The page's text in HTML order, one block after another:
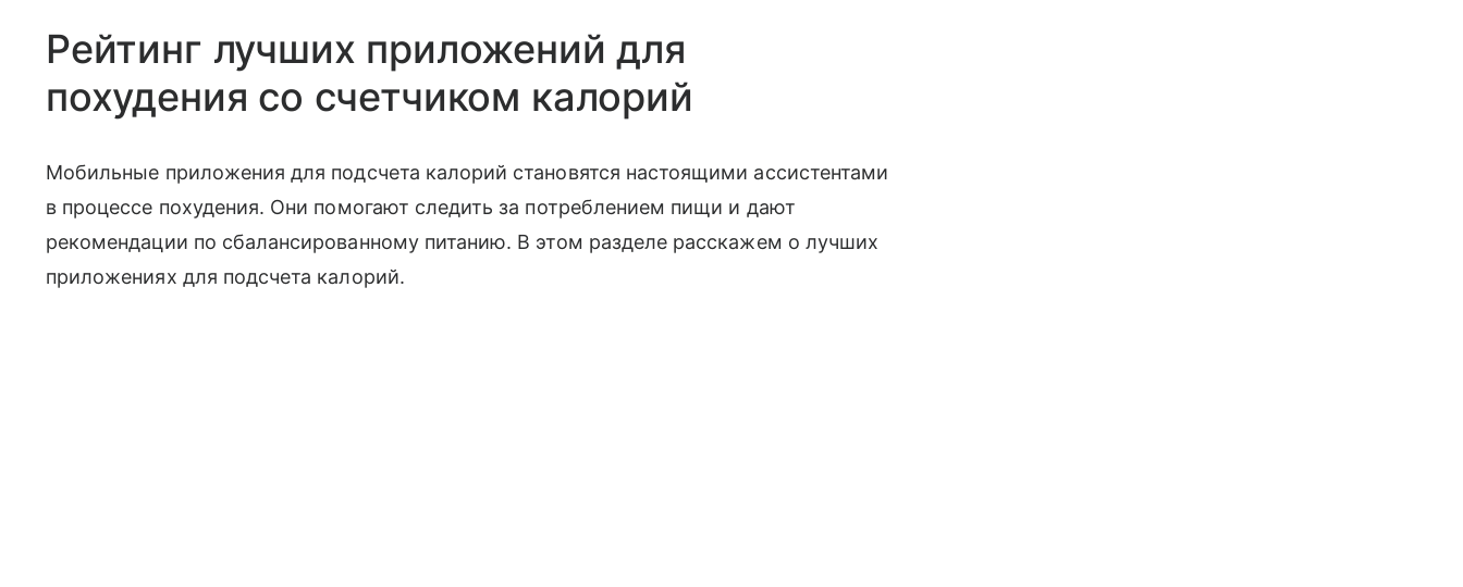
Рейтинг лучших приложений для
похудения со счетчиком калорий
Мобильные приложения для подсчета калорий становятся настоящими ассистентами
в процессе похудения. Они помогают следить за потреблением пищи и дают
рекомендации по сбалансированному питанию. В этом разделе расскажем о лучших
приложениях для подсчета калорий.